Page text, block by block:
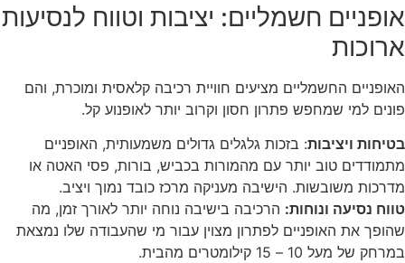
אופניים חשמליים: יציבות וטווח לנסיעות
ארוכות
האופניים החשמליים מציעים חוויית רכיבה קלאסית ומוכרת, והם
פונים למי שמחפש פתרון חסון וקרוב יותר לאופנוע קל.
בטיחות ויציבות: בזכות גלגלים גדולים משמעותית, האופניים
מתמודדים טוב יותר עם מהמורות בכביש, בורות, פסי האטה או
מדרכות משובשות. הישיבה מעניקה מרכז כובד נמוך ויציב.
טווח נסיעה ונוחות: הרכיבה בישיבה נוחה יותר לאורך זמן, מה
שהופך את האופניים לפתרון מצוין עבור מי שהעבודה שלו נמצאת
במרחק של מעל 10 – 15 קילומטרים מהבית.